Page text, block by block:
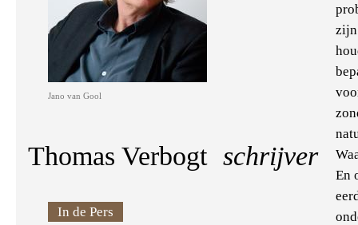
Jano van Gool
Thomas Verbogt schrijver
In de Pers
zijn
En